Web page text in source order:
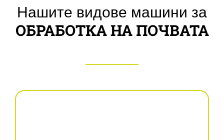
Нашите видове машини за
ОБРАБОТКА НА ПОЧВАТА